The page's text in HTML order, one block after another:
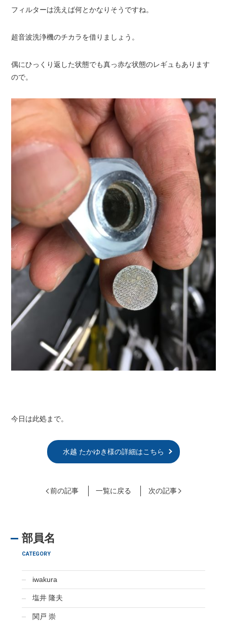
フィルターは洗えば何とかなりそうですね。
超音波洗浄機のチカラを借りましょう。
偶にひっくり返した状態でも真っ赤な状態のレギュもあります
ので。
今日は此処まで。
水越 たかゆき様の詳細はこちら
前の記事 一覧に戻る 次の記事
部員名
CATEGORY
iwakura
塩井 隆夫
関戸 崇